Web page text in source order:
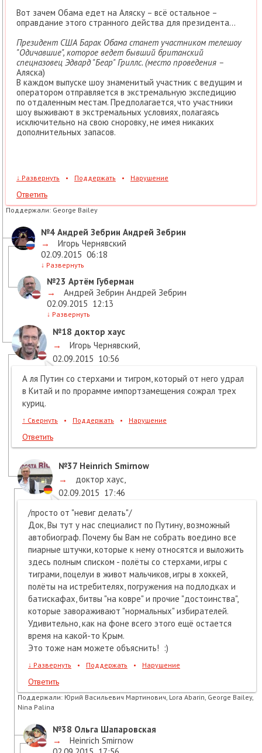
Вот зачем Обама едет на Аляску – всё остальное –
оправдание этого странного действа для президента…
Президент США Барак Обама станет участником телешоу
"Одичавшие", которое ведет бывший британский
спецназовец Эдвард "Беар" Гриллс. (место проведения –
Аляска)
В каждом выпуске шоу знаменитый участник с ведущим и
оператором отправляется в экстремальную экспедицию
по отдаленным местам. Предполагается, что участники
шоу выживают в экстремальных условиях, полагаясь
исключительно на свою сноровку, не имея никаких
дополнительных запасов.
↓ Развернуть • Поддержать • Нарушение
Ответить
Поддержали: George Bailey
№4 Андрей Зебрин Андрей Зебрин
→
Игорь Чернявский
02.09.2015 06:18
↓ Развернуть
№23 Артём Губерман
→
Андрей Зебрин Андрей Зебрин
02.09.2015 12:13
↓ Развернуть
№18 доктор хаус
→
Игорь Чернявский
02.09.2015 10:56
А ля Путин со стерхами и тигром, который от него удрал
в Китай и по прорамме импортзамещения сожрал трех
куриц.
↑ Свернуть • Поддержать • Нарушение
Ответить
№37 Heinrich Smirnow
→
доктор хаус
02.09.2015 17:46
/просто от "невиг делать"/
Док, Вы тут у нас специалист по Путину, возможный
автобиограф. Почему бы Вам не собрать воедино все
пиарные штучки, которые к нему относятся и выложить
здесь полным списком - полёты со стерхами, игры с
тиграми, поцелуи в живот мальчиков, игры в хоккей,
полёты на истребителях, погружения на подлодках и
батискафах, битвы "на ковре" и прочие "достоинства",
которые завораживают "нормальных" избирателей.
Удивительно, как на фоне всего этого ещё остается
время на какой-то Крым.
Это тоже нам можете объяснить! :)
↓ Развернуть • Поддержать • Нарушение
Ответить
Поддержали: Юрий Васильевич Мартинович, Lora Abarin, George Bailey,
Nina Palina
№38 Ольга Шапаровская
→
Heinrich Smirnow